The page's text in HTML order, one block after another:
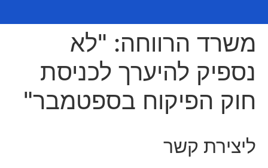
משרד הרווחה: "לא
נספיק להיערך לכניסת
חוק הפיקוח בספטמבר"
ליצירת קשר